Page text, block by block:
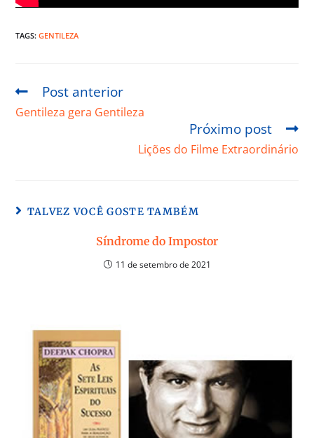
TAGS:GENTILEZA
Post anterior
Gentileza gera Gentileza
Próximo post
Lições do Filme Extraordinário
TALVEZ VOCÊ GOSTE TAMBÉM
Síndrome do Impostor
11 de setembro de 2021